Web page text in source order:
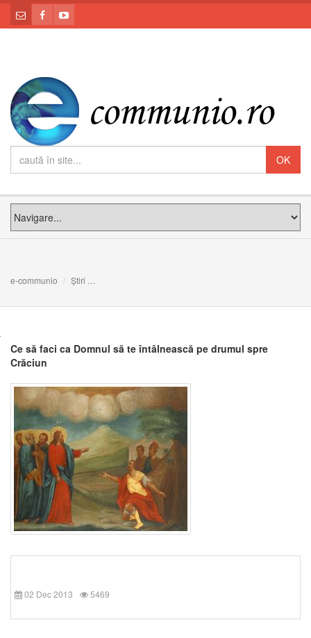
e-communio Știri
Ce să faci ca Domnul să te întâlnească pe drumul spre
Crăciun
02 Dec 2013 5469